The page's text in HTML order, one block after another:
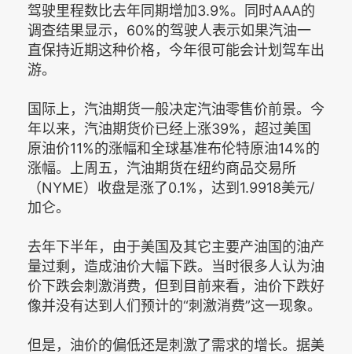
驾驶里程数比去年同期增加3.9%。同时AAA的
调查结果显示，60%的驾驶人表示如果汽油一
直保持近期这种价格，今年很可能会计划驾车出
游。
国际上，汽油期货一般决定汽油零售价前景。今
年以来，汽油期货价已经上涨39%，超过美国
原油价11%的涨幅和全球基准布伦特原油14%的
涨幅。上周五，汽油期货在纽约商品交易所
（NYME）收盘是涨了0.1%，达到1.9918美元/
加仑。
去年下半年，由于美国及其它主要产油国的油产
量过剩，造成油价大幅下跌。当时很多人认为油
价下跌会刺激消费，但到目前来看，油价下跌好
像并没有达到人们预计的“刺激消费”这一现象。
但是，油价的偏低还是刺激了需求的增长。据美